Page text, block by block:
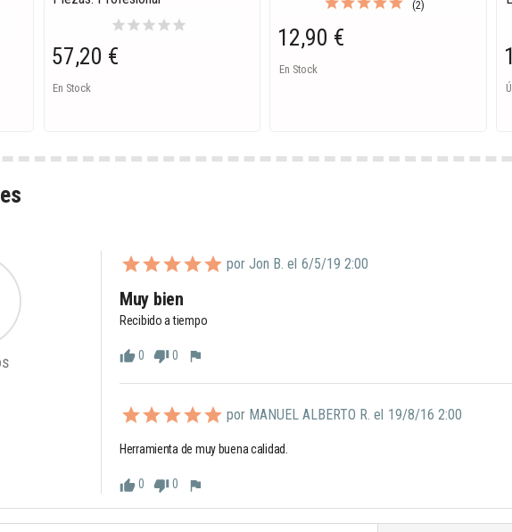
starstarstarstarstar
57,20 €
En Stock
(2)
12,90 €
En Stock
por Jon B. el 6/5/19 2:00
Muy bien
Recibido a tiempo
thumb_up0 thumb_down0 flag
por MANUEL ALBERTO R. el 19/8/16 2:00
Herramienta de muy buena calidad.
thumb_up0 thumb_down0 flag